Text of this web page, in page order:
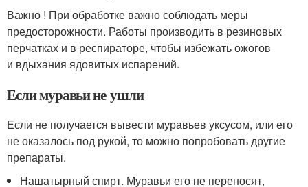
Важно ! При обработке важно соблюдать меры
предосторожности. Работы производить в резиновых
перчатках и в респираторе, чтобы избежать ожогов
и вдыхания ядовитых испарений.
Если муравьи не ушли
Если не получается вывести муравьев уксусом, или его
не оказалось под рукой, то можно попробовать другие
препараты.
Нашатырный спирт. Муравьи его не переносят,